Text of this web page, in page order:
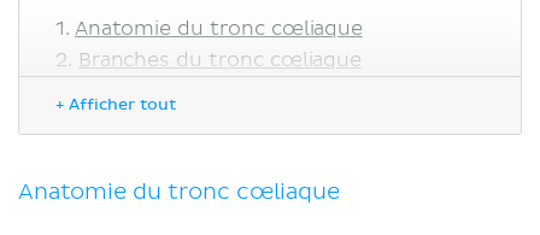
Anatomie du tronc cœliaque
Branches du tronc cœliaque
Notes cliniques
+ Afficher tout
Anatomie du tronc cœliaque